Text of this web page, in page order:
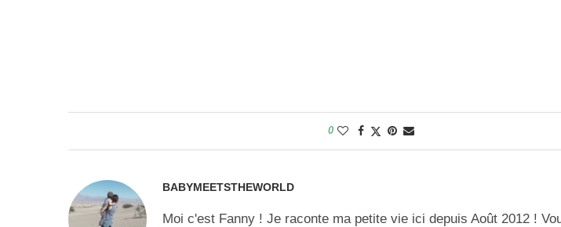
0
BABYMEETSTHEWORLD
Moi c'est Fanny ! Je raconte ma petite vie ici depuis Août 2012 !